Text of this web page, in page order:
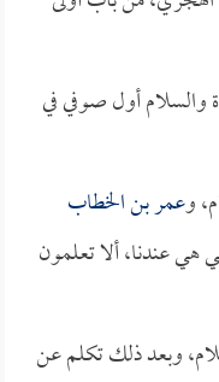
والسلام أول صوفي في
وعمر بن الخطاب
هي عندنا، ألا تعلمون
وبعد ذلك تكلم عن